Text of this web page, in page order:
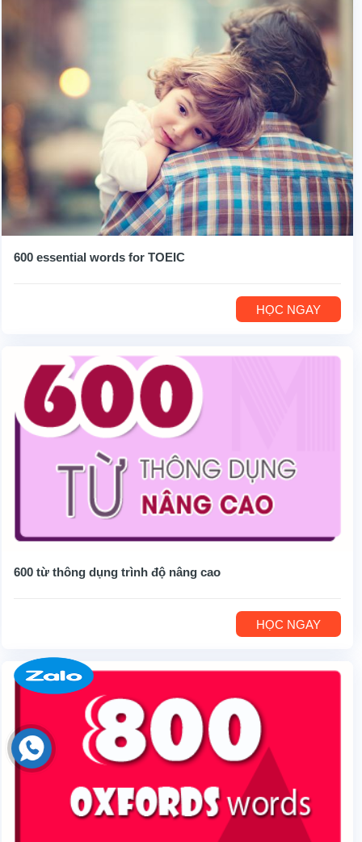
600 essential words for TOEIC
HỌC NGAY
600 từ thông dụng trình độ nâng cao
HỌC NGAY